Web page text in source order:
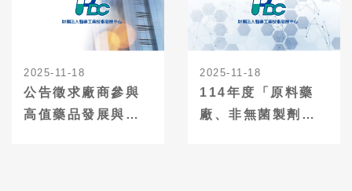
2025-11-18
公告徵求廠商參與
高值藥品發展與新
2025-11-18
114年度「原料藥
廠、非無菌製劑廠